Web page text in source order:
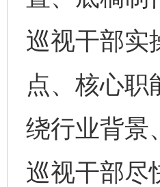
巡视干部实
点、核心职
绕行业背景
巡视干部尽